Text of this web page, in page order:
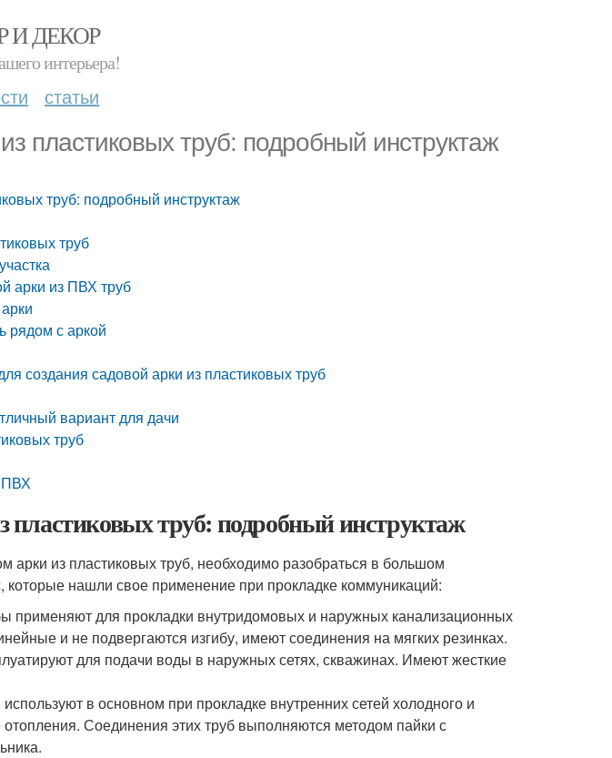
И ДЕКОР
интерьера!
статьи
пластиковых труб: подробный инструктаж
труб: подробный инструктаж
труб
арки из ПВХ труб
рядом с аркой
создания садовой арки из пластиковых труб
вариант для дачи
труб
ПВХ
пластиковых труб: подробный инструктаж
арки из пластиковых труб, необходимо разобраться в большом
которые нашли свое применение при прокладке коммуникаций:
применяют для прокладки внутридомовых и наружных канализационных
и не подвергаются изгибу, имеют соединения на мягких резинках.
для подачи воды в наружных сетях, скважинах. Имеют жесткие
в основном при прокладке внутренних сетей холодного и
Соединения этих труб выполняются методом пайки с